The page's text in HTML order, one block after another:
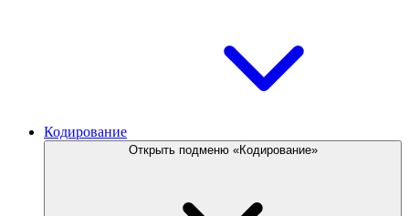
Кодирование
Открыть подменю «Кодирование»